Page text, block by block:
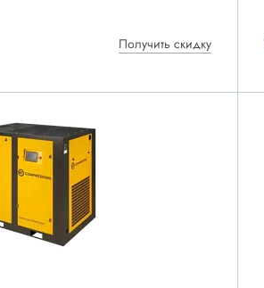
Получить скидку